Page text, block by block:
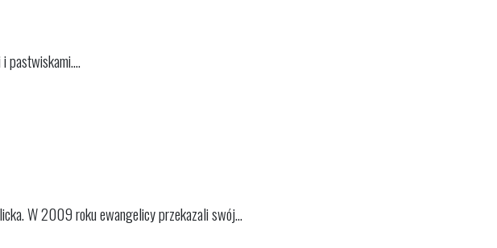
pastwiskami....
W 2009 roku ewangelicy przekazali swój...